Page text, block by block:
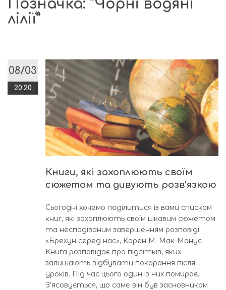
Позначка: “Чорні водяні
лілії”
08/03
20:20
Книги, які захоплюють своїм
сюжетом та дивують розв’язкою
Сьогодні хочемо поділитися із вами списком
книг, які захоплюють своїм цікавим сюжетом
та несподіваним завершенням розповіді.
«Брехун серед нас», Карен М. Мак-Манус
Книга розповідає про підлітків, яких
залишають відбувати покарання після
уроків. Під час цього один із них помирає.
З’ясовується, що саме він був засновником